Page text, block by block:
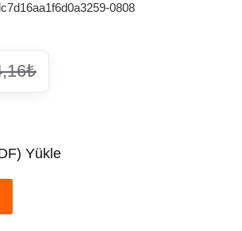
0808
Yükle